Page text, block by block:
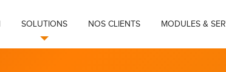
SOLUTIONS NOS CLIENTS MODULES &